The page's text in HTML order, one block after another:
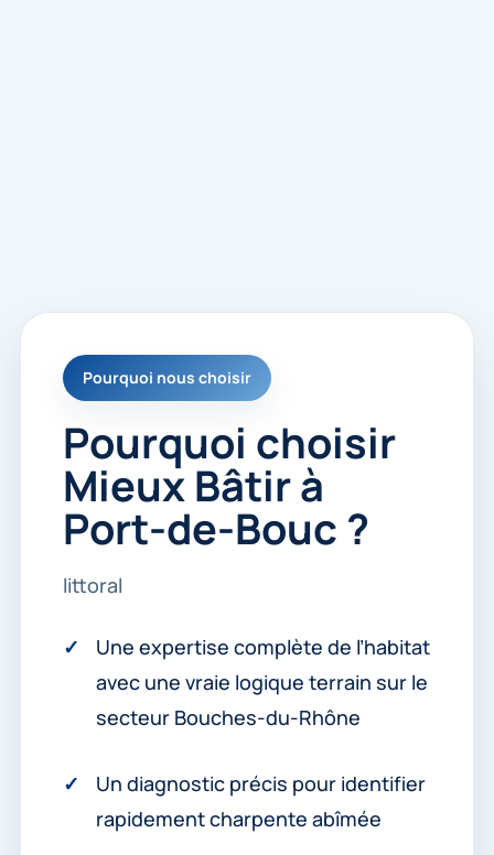
Pourquoi nous choisir
Pourquoi choisir
Mieux Bâtir à
Port-de-Bouc ?
littoral
Une expertise complète de l’habitat
avec une vraie logique terrain sur le
secteur Bouches-du-Rhône
Un diagnostic précis pour identifier
rapidement charpente abîmée